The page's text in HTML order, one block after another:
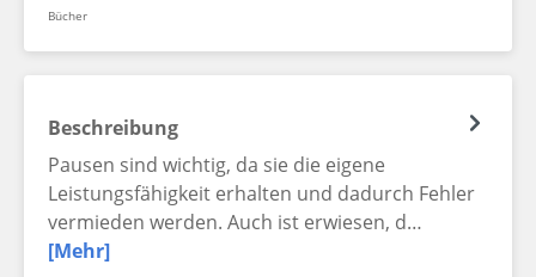
Bücher
Beschreibung
Pausen sind wichtig, da sie die eigene
Leistungsfähigkeit erhalten und dadurch Fehler
vermieden werden. Auch ist erwiesen, d…
[Mehr]